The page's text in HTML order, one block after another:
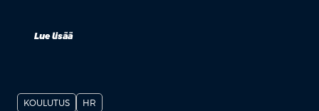
Lue lisää
KOULUTUS HR